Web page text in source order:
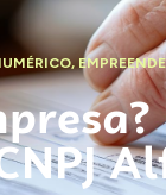
,